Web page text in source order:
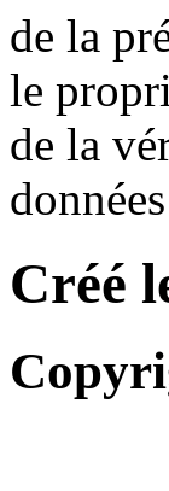
de la
le
de la
données
Créé